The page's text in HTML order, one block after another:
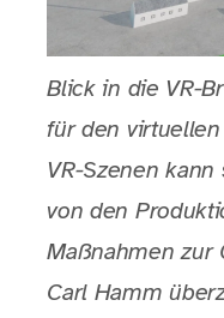
Blick in die VR-
für den
VR-Szenen
von den
Maßnahmen zur
Carl Hamm